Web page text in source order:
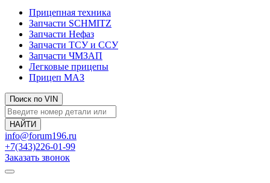
Прицепная техника
Запчасти SCHMITZ
Запчасти Нефаз
Запчасти ТСУ и ССУ
Запчасти ЧМЗАП
Легковые прицепы
Прицеп МАЗ
Поиск по VIN
info@forum196.ru
+7(343)226-01-99
Заказать звонок